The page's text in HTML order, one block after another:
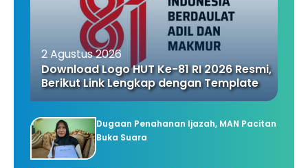
2 Agustus 2026
Download Logo HUT Ke-81 RI 2026 Resmi,
Berikut Link Lengkap dengan Template
Dugaan Penahanan Ijazah, MAN Pacitan
Buka Suara